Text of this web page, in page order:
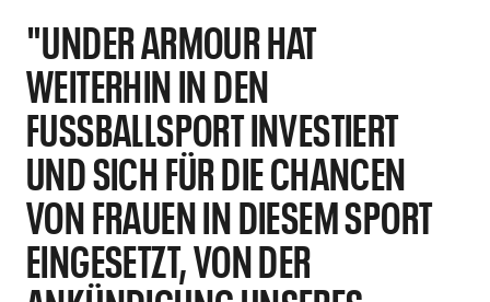
"UNDER ARMOUR HAT
WEITERHIN IN DEN
FUSSBALLSPORT INVESTIERT U
ND SICH FÜR DIE CHANCEN V
ON FRAUEN IN DIESEM SPORT E
INGESETZT, VON DER A